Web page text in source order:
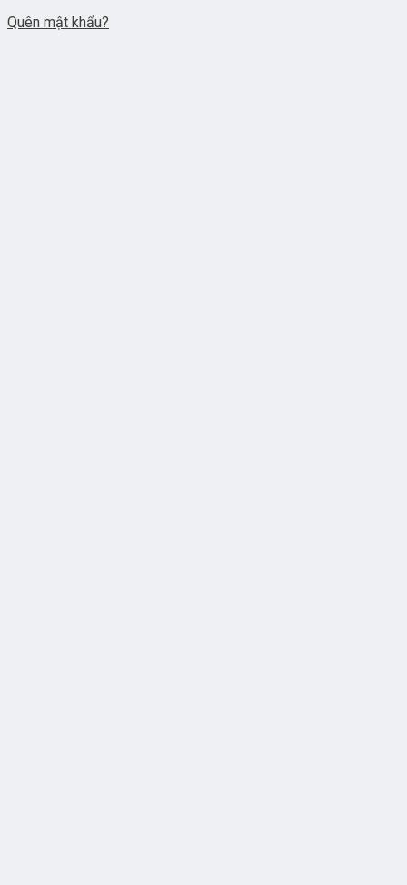
Quên mật khẩu?